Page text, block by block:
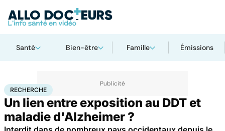
Santé Bien-être Famille Émissions
AccueilSantéMaladies Recherche
RECHERCHE
Un lien entre exposition au DDT et
maladie d'Alzheimer ?